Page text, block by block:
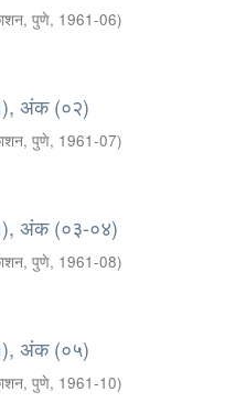
पुणे, 1961-06)
अंक (०२)
पुणे, 1961-07)
अंक (०३-०४)
पुणे, 1961-08)
अंक (०५)
पुणे, 1961-10)